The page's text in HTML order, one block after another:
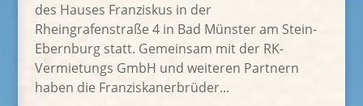
des Hauses Franziskus in der
Rheingrafenstraße 4 in Bad Münster am Stein-
Ebernburg statt. Gemeinsam mit der RK-
Vermietungs GmbH und weiteren Partnern
haben die Franziskanerbrüder...